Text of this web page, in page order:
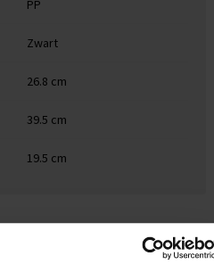
PP
Zwart
26.8 cm
39.5 cm
19.5 cm